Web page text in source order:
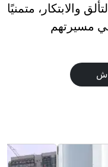
والابتكار، متمنيًا
مسيرتهم